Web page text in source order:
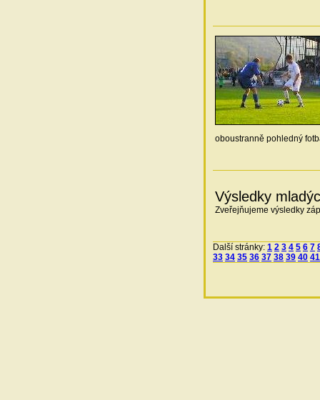
oboustranně pohledný
Výsledky
Zveřejňujeme výsledky
Další stránky: 1 2 3 4 5 6 7
33 34 35 36 37 38 39 40 41